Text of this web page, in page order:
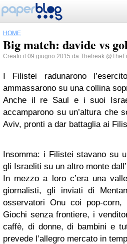
HOME
Big match: davide vs
Creato il 09 giugno 2015 da Thefreak
I Filistei radunarono
ammassarono su una collina
Anche il re Saul e i suoi
accamparono su un’altura che
Aviv, pronti a dar battaglia ai
Insomma: i Filistei stavano su
gli Israeliti su un altro monte
In mezzo a loro c’era una
giornalisti, gli inviati di
osservatori Onu coi pop-corn,
Giochi senza frontiere, i
caffè, di donne, di bambini e
prevede l’allegro mercato in